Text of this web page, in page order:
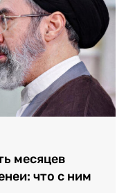
месяцев
что с ним